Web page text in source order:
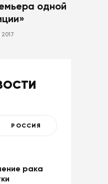
одной
РОССИЯ
рака